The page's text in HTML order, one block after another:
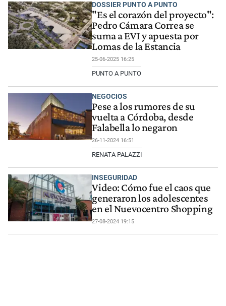
DOSSIER PUNTO A PUNTO
"Es el corazón del proyecto":
Pedro Cámara Correa se
suma a EVI y apuesta por
Lomas de la Estancia
25-06-2025 16:25
PUNTO A PUNTO
NEGOCIOS
Pese a los rumores de su
vuelta a Córdoba, desde
Falabella lo negaron
26-11-2024 16:51
RENATA PALAZZI
INSEGURIDAD
Video: Cómo fue el caos que
generaron los adolescentes
en el Nuevocentro Shopping
27-08-2024 19:15